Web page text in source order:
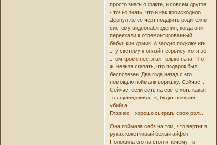
просто знать о факте, и совсем другое
- точно знать, что и как происходило.
Дёрнул же её чёрт подарить родителям
систему видеонаблюдения, когда они
переехали в отремонтированный
бабушкин домик. А заодно подключить
эту систему к онлайн-сервису, хотя об
этом кроме неё знал только папа. Что
ж, нельзя сказать, что подарок был
бесполезен. Два года назад с его
помощью поймали воришку. Сейчас...
Сейчас, если есть на свете хоть какая-
то справедливость, будет покаран
убийца.
Главное - хорошо сыграть свою роль.
Она поймала себя на том, что вертит в
руках кокетливый белый айфон.
Положила его на стол и почему-то